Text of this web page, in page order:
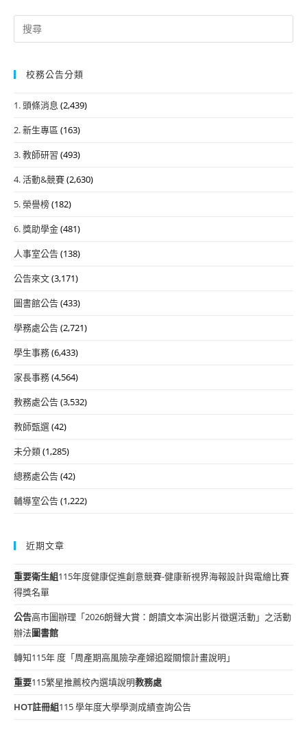
Search
for:
校務公告分類
1. 頭條消息 (2,439)
2. 新生專區 (163)
3. 教師研習 (493)
4. 活動&競賽(2,630)
5. 榮譽榜(182)
6. 獎助學金(481)
人事室公告(138)
公告來文(3,171)
圖書館公告(433)
學務處公告(2,721)
學生事務(6,433)
家長事務(4,564)
教務處公告(3,532)
教師甄選(42)
未分類(1,285)
總務處公告(42)
輔導室公告(1,222)
近期文章
重要衛生組115年度健康促進創意競賽-健康新視界海報設計與電繪比賽
得獎名單
公告高市圖辦理「2026朗聲大賞：朗讀文本演出影片徵選活動」之活動
辦法圖書館
轉知115年 度「周產期高風險孕產婦追蹤關懷計畫說明」
重要115繁星推薦校內選填說明教務處
HOT註冊組115 學年度大學學測成績查詢公告